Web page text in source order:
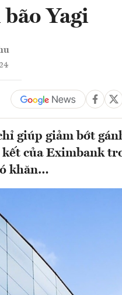
Yagi
giúp giảm bớt
kết của Eximbank
khăn…